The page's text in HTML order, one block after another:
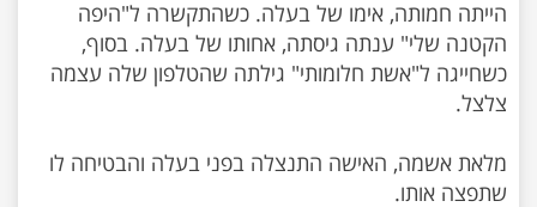
הייתה חמותה, אימו של בעלה. כשהתקשרה ל"היפה
הקטנה שלי" ענתה גיסתה, אחותו של בעלה. בסוף,
כשחייגה ל"אשת חלומותי" גילתה שהטלפון שלה עצמה
מלאת אשמה, האישה התנצלה בפני בעלה והבטיחה לו